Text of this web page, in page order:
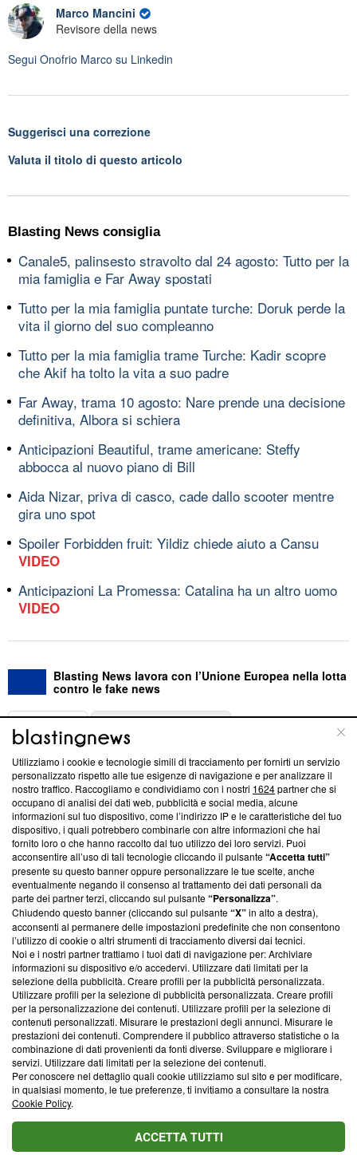
Marco Mancini
Revisore della news
Segui Onofrio Marco su Linkedin
Suggerisci una correzione
Valuta il titolo di questo articolo
Blasting News consiglia
Canale5, palinsesto stravolto dal 24 agosto: Tutto per la
mia famiglia e Far Away spostati
Tutto per la mia famiglia puntate turche: Doruk perde la
vita il giorno del suo compleanno
Tutto per la mia famiglia trame Turche: Kadir scopre
che Akif ha tolto la vita a suo padre
Far Away, trama 10 agosto: Nare prende una decisione
definitiva, Albora si schiera
Anticipazioni Beautiful, trame americane: Steffy
abbocca al nuovo piano di Bill
Aida Nizar, priva di casco, cade dallo scooter mentre
gira uno spot
Spoiler Forbidden fruit: Yildiz chiede aiuto a Cansu
VIDEO
Anticipazioni La Promessa: Catalina ha un altro uomo
VIDEO
Blasting News lavora con l’Unione Europea nella lotta
contro le fake news
ABOUT
Questa sezione offre informazioni trasparenti su Blasting
News, sui nostri processi editoriali e su come ci impegniamo a
creare news di qualità. Inoltre, afferma la nostra aderenza a
‘Trust Project - News with Integrity’Blasting News non è
ancora membro del programma, ma ha richiesto di farne
parte; Trust Project non ha ancora effettuato una verifica di
conformità agli standard.
Su di noi
Team editoriale
Corporate
Redazione
Informativa Privacy
Cookie Policy
Blasting SA, IDI CHE-247.845.224, Via Carlo Frasca, 3 - 6900
Lugano (Svizzera) Tel:+39 0690258937
© 2026 Blasting News
Utilizziamo i cookie e tecnologie simili di tracciamento per fornirti un servizio
personalizzato rispetto alle tue esigenze di navigazione e per analizzare il
nostro traffico. Raccogliamo e condividiamo con i nostri 1624partner che si
occupano di analisi dei dati web, pubblicità e social media, alcune
informazioni sul tuo dispositivo, come l’indirizzo IP e le caratteristiche del tuo
dispositivo, i quali potrebbero combinarle con altre informazioni che hai
fornito loro o che hanno raccolto dal tuo utilizzo dei loro servizi. Puoi
acconsentire all’uso di tali tecnologie cliccando il pulsante“Accetta tutti”
presente su questo banner oppure personalizzare le tue scelte, anche
eventualmente negando il consenso al trattamento dei dati personali da
parte dei partner terzi, cliccando sul pulsante“Personalizza”.
Chiudendo questo banner (cliccando sul pulsante“X”in alto a destra),
acconsenti al permanere delle impostazioni predefinite che non consentono
l’utilizzo di cookie o altri strumenti di tracciamento diversi dai tecnici.
Noi e i nostri partner trattiamo i tuoi dati di navigazione per: Archiviare
informazioni su dispositivo e/o accedervi. Utilizzare dati limitati per la
selezione della pubblicità. Creare profili per la pubblicità personalizzata.
Utilizzare profili per la selezione di pubblicità personalizzata. Creare profili
per la personalizzazione dei contenuti. Utilizzare profili per la selezione di
contenuti personalizzati. Misurare le prestazioni degli annunci. Misurare le
prestazioni dei contenuti. Comprendere il pubblico attraverso statistiche o la
combinazione di dati provenienti da fonti diverse. Sviluppare e migliorare i
servizi. Utilizzare dati limitati per la selezione dei contenuti.
Per conoscere nel dettaglio quali cookie utilizziamo sul sito e per modificare,
in qualsiasi momento, le tue preferenze, ti invitiamo a consultare la nostra
Cookie Policy.
ACCETTA TUTTI